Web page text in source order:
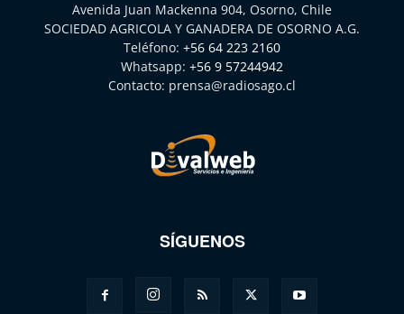
Avenida Juan Mackenna 904, Osorno, Chile
SOCIEDAD AGRICOLA Y GANADERA DE OSORNO A.G.
Teléfono: +56 64 223 2160
Whatsapp: +56 9 57244942
Contacto: prensa@radiosago.cl
SÍGUENOS